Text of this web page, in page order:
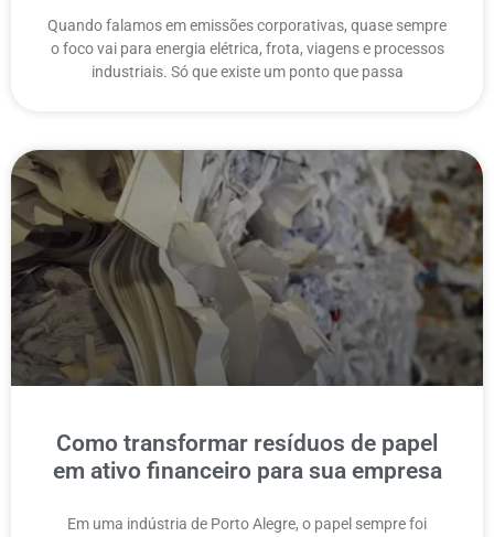
Quando falamos em emissões corporativas, quase sempre
o foco vai para energia elétrica, frota, viagens e processos
industriais. Só que existe um ponto que passa
Como transformar resíduos de papel
em ativo financeiro para sua empresa
Em uma indústria de Porto Alegre, o papel sempre foi